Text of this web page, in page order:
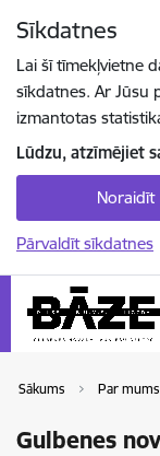
Sīkdatnes
Lai šī tīmekļvietne
sīkdatnes. Ar Jūsu
izmantotas
Lūdzu, atzīmējiet
Noraidīt
Pārvaldīt sīkdatnes
Sākums Par mums
Gulbenes